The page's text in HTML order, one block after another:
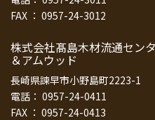
FAX ： 0957-24-3012
株式会社髙島木材流通セン
＆アムウッド
長崎県諫早市小野島町2223-1
電話： 0957-24-0411
FAX ： 0957-24-0413